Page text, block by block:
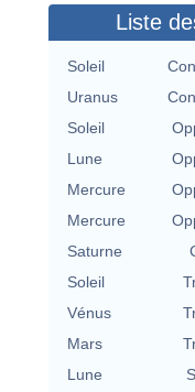
Liste
Soleil
Uranus
Soleil
Lune
Mercure
Mercure
Saturne
Soleil
Vénus
Mars
Lune